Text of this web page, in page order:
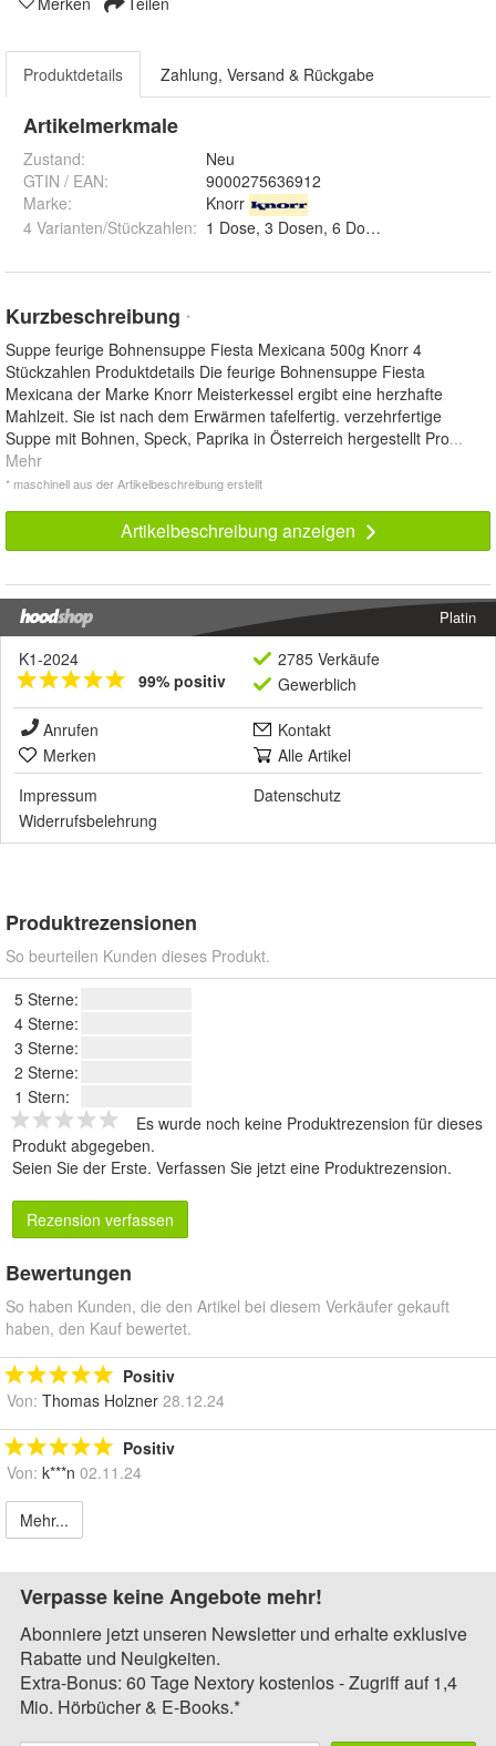
Produktdetails Zahlung, Versand & Rückgabe
Artikelmerkmale
Zustand:
Neu
GTIN / EAN:
9000275636912
Marke:
Knorr
4 Varianten/Stückzahlen:
Kurzbeschreibung *
Suppe feurige Bohnensuppe Fiesta Mexicana 500g Knorr 4
Stückzahlen Produktdetails Die feurige Bohnensuppe Fiesta
Mexicana der Marke Knorr Meisterkessel ergibt eine herzhafte
Mahlzeit. Sie ist nach dem Erwärmen tafelfertig. verzehrfertige
Suppe mit Bohnen, Speck, Paprika in Österreich hergestellt Pro...
Mehr
* maschinell aus der Artikelbeschreibung erstellt
Artikelbeschreibung anzeigen
Platin
K1-2024
99% positiv
2785 Verkäufe
Gewerblich
Anrufen
Kontakt
Merken
Alle Artikel
Impressum
Datenschutz
Widerrufsbelehrung
Produktrezensionen
So beurteilen Kunden dieses Produkt.
5 Sterne:
4 Sterne:
3 Sterne:
2 Sterne:
1 Stern:
Es wurde noch keine Produktrezension für dieses
Produkt abgegeben.
Seien Sie der Erste. Verfassen Sie jetzt eine Produktrezension.
Rezension verfassen
Bewertungen
So haben Kunden, die den Artikel bei diesem Verkäufer gekauft
haben, den Kauf bewertet.
Positiv
Von: Thomas Holzner 28.12.24
Positiv
Von: k***n 02.11.24
Mehr...
Verpasse keine Angebote mehr!
Abonniere jetzt unseren Newsletter und erhalte exklusive
Rabatte und Neuigkeiten.
Extra-Bonus: 60 Tage Nextory kostenlos - Zugriff auf 1,4
Mio. Hörbücher & E-Books.*